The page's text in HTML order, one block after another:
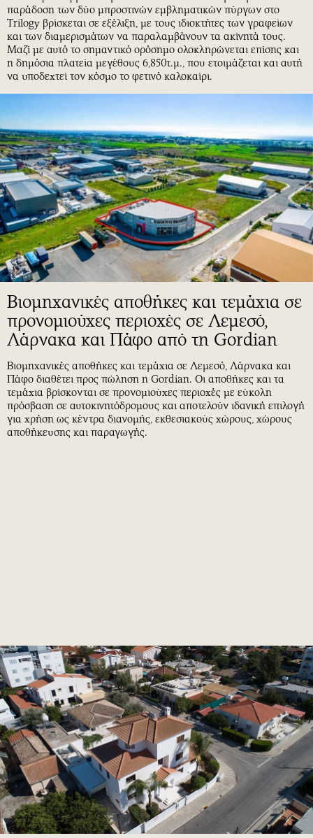
παράδοση των δύο μπροστινών εμβληματικών πύργων στο
Trilogy βρίσκεται σε εξέλιξη, με τους ιδιοκτήτες των γραφείων
και των διαμερισμάτων να παραλαμβάνουν τα ακίνητά τους.
Μαζί με αυτό το σημαντικό ορόσημο ολοκληρώνεται επίσης και
η δημόσια πλατεία μεγέθους 6,850τ.μ., που ετοιμάζεται και αυτή
να υποδεχτεί τον κόσμο το φετινό καλοκαίρι.
Βιομηχανικές αποθήκες και τεμάχια σε
προνομιούχες περιοχές σε Λεμεσό,
Λάρνακα και Πάφο από τη Gordian
Βιομηχανικές αποθήκες και τεμάχια σε Λεμεσό, Λάρνακα και
Πάφο διαθέτει προς πώληση η Gordian. Οι αποθήκες και τα
τεμάχια βρίσκονται σε προνομιούχες περιοχές με εύκολη
πρόσβαση σε αυτοκινητόδρομους και αποτελούν ιδανική επιλογή
για χρήση ως κέντρα διανομής, εκθεσιακούς χώρους, χώρους
αποθήκευσης και παραγωγής.